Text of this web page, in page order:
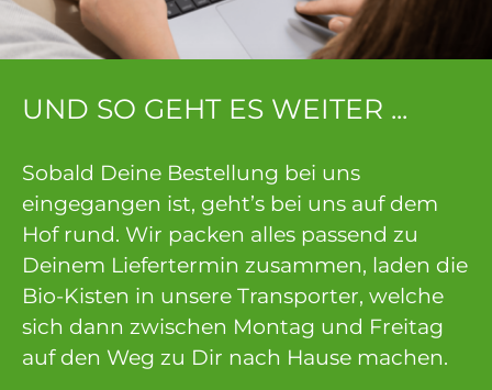
UND SO GEHT ES WEITER ...
Sobald Deine Bestellung bei uns
eingegangen ist, geht’s bei uns auf dem
Hof rund. Wir packen alles passend zu
Deinem Liefertermin zusammen, laden die
Bio-Kisten in unsere Transporter, welche
sich dann zwischen Montag und Freitag
auf den Weg zu Dir nach Hause machen.